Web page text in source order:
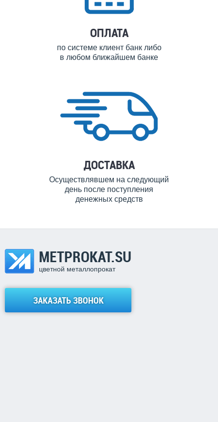
ОПЛАТА
по системе клиент банк либо
в любом ближайшем банке
ДОСТАВКА
Осуществлявшем на следующий
день после поступления
денежных средств
METPROKAT.SU
цветной металлопрокат
ЗАКАЗАТЬ ЗВОНОК